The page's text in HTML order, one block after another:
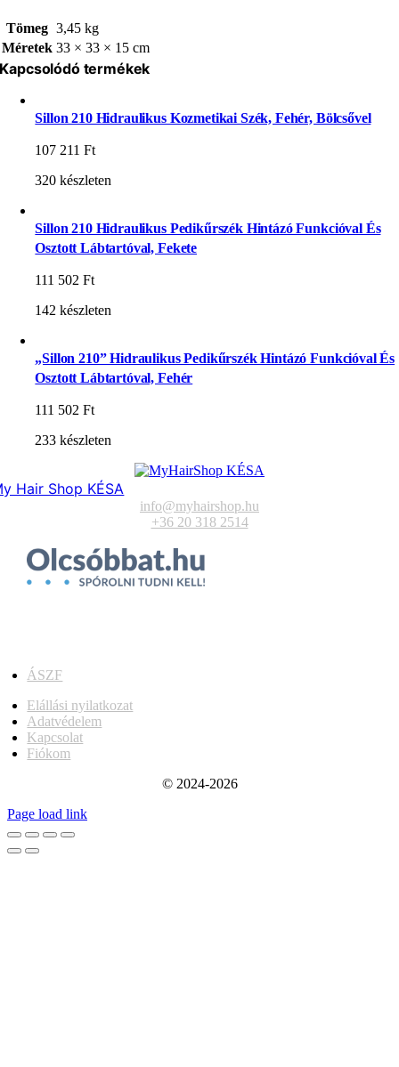
Tömeg 3,45 kg
Méretek 33 × 33 × 15 cm
Kapcsolódó termékek
Sillon 210 Hidraulikus Kozmetikai Szék, Fehér, Bölcsővel
107 211Ft
320 készleten
Sillon 210 Hidraulikus Pedikűrszék Hintázó Funkcióval És
Osztott Lábtartóval, Fekete
111 502Ft
142 készleten
„Sillon 210” Hidraulikus Pedikűrszék Hintázó Funkcióval És
Osztott Lábtartóval, Fehér
111 502Ft
233 készleten
Hair Shop KÉSA
info@myhairshop.hu
+36 20 318 2514
ÁSZF
Elállási nyilatkozat
Adatvédelem
Kapcsolat
Fiókom
© 2024-2026
Page load link